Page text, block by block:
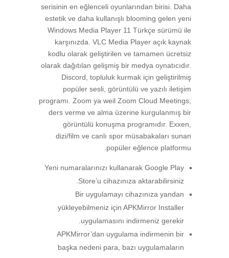
serisinin en eğlenceli oyunlarından birisi. Daha
estetik ve daha kullanışlı blooming gelen yeni
Windows Media Player 11 Türkçe sürümü ile
karşınızda. VLC Media Player açık kaynak
kodlu olarak geliştirilen ve tamamen ücretsiz
olarak dağıtılan gelişmiş bir medya oynatıcıdır.
Discord, topluluk kurmak için geliştirilmiş
popüler sesli, görüntülü ve yazılı iletişim
programı. Zoom ya weil Zoom Cloud Meetings,
ders verme ve alma üzerine kurgulanmış bir
görüntülü konuşma programıdır. Exxen,
dizi/film ve canlı spor müsabakaları sunan
popüler eğlence platformu.
Yeni numaralarınızı kullanarak Google Play
Store’u cihazınıza aktarabilirsiniz.
Bir uygulamayı cihazınıza yandan
yükleyebilmeniz için APKMirror Installer
uygulamasını indirmeniz gerekir.
APKMirror’dan uygulama indirmenin bir
başka nedeni para, bazı uygulamaların